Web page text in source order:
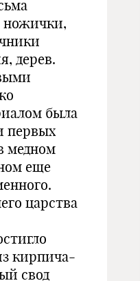
дерев.
была
первых
медном
еще
царства
кирпича-
свод